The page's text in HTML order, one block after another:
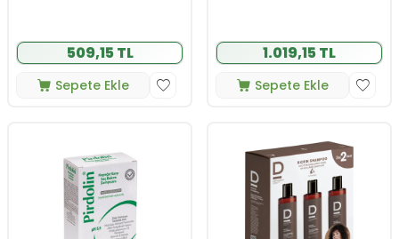
509,15 TL
Sepete Ekle
1.019,15 TL
Sepete Ekle